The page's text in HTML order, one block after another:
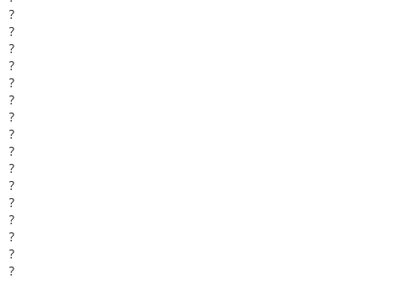
?
?
?
?
?
?
?
?
?
?
?
?
?
?
?
?